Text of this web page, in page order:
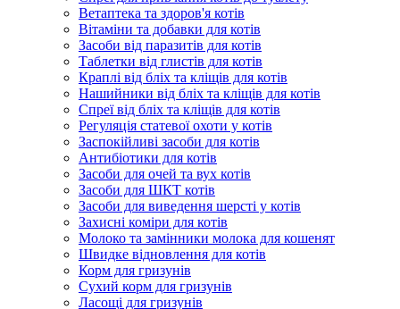
Ветаптека та здоров'я котів
Вітаміни та добавки для котів
Засоби від паразитів для котів
Таблетки від глистів для котів
Краплі від бліх та кліщів для котів
Нашийники від бліх та кліщів для котів
Спреї від бліх та кліщів для котів
Регуляція статевої охоти у котів
Заспокійливі засоби для котів
Антибіотики для котів
Засоби для очей та вух котів
Засоби для ШКТ котів
Засоби для виведення шерсті у котів
Захисні коміри для котів
Молоко та замінники молока для кошенят
Швидке відновлення для котів
Корм для гризунів
Сухий корм для гризунів
Ласощі для гризунів